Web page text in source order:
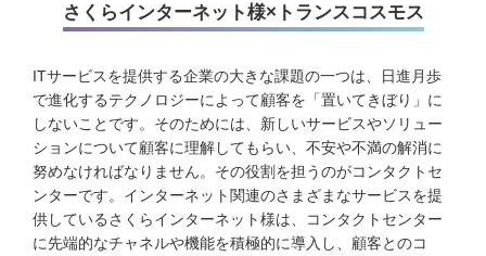
さくらインターネット様×トランスコスモス
ITサービスを提供する企業の大きな課題の一つは、日進月歩
で進化するテクノロジーによって顧客を「置いてきぼり」に
しないことです。そのためには、新しいサービスやソリュー
ションについて顧客に理解してもらい、不安や不満の解消に
努めなければなりません。その役割を担うのがコンタクトセ
ンターです。インターネット関連のさまざまなサービスを提
供しているさくらインターネット様は、コンタクトセンター
に先端的なチャネルや機能を積極的に導入し、顧客とのコ